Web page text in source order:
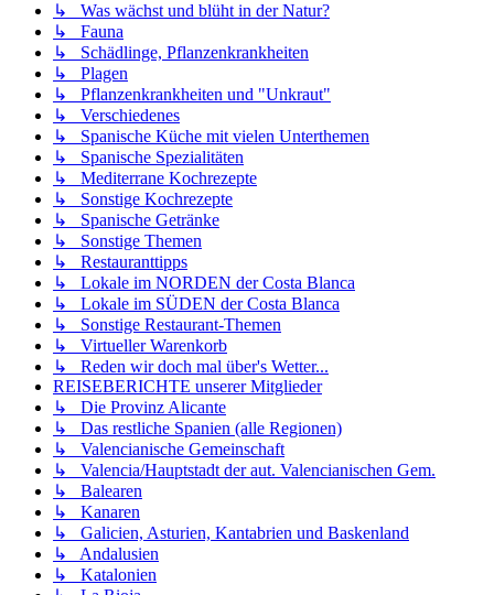
↳ Was wächst und blüht in der Natur?
↳ Fauna
↳ Schädlinge, Pflanzenkrankheiten
↳ Plagen
↳ Pflanzenkrankheiten und "Unkraut"
↳ Verschiedenes
↳ Spanische Küche mit vielen Unterthemen
↳ Spanische Spezialitäten
↳ Mediterrane Kochrezepte
↳ Sonstige Kochrezepte
↳ Spanische Getränke
↳ Sonstige Themen
↳ Restauranttipps
↳ Lokale im NORDEN der Costa Blanca
↳ Lokale im SÜDEN der Costa Blanca
↳ Sonstige Restaurant-Themen
↳ Virtueller Warenkorb
↳ Reden wir doch mal über's Wetter...
REISEBERICHTE unserer Mitglieder
↳ Die Provinz Alicante
↳ Das restliche Spanien (alle Regionen)
↳ Valencianische Gemeinschaft
↳ Valencia/Hauptstadt der aut. Valencianischen Gem.
↳ Balearen
↳ Kanaren
↳ Galicien, Asturien, Kantabrien und Baskenland
↳ Andalusien
↳ Katalonien